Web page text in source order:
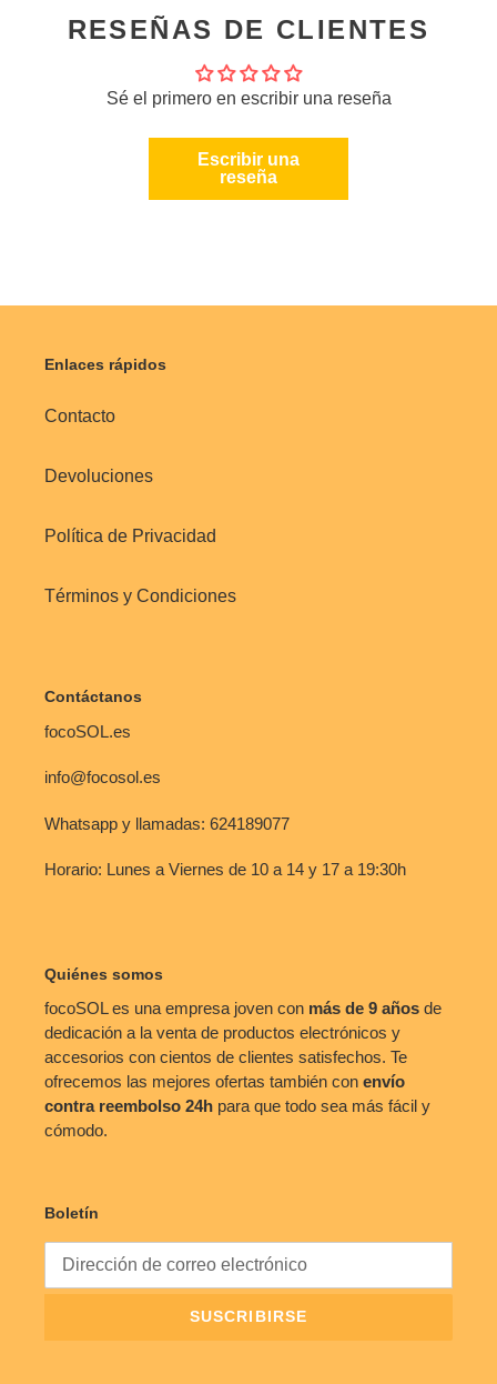
RESEÑAS DE CLIENTES
Sé el primero en escribir una reseña
Escribir una
reseña
Enlaces rápidos
Contacto
Devoluciones
Política de Privacidad
Términos y Condiciones
Contáctanos
focoSOL.es
info@focosol.es
Whatsapp y llamadas: 624189077
Horario: Lunes a Viernes de 10 a 14 y 17 a 19:30h
Quiénes somos
focoSOL es una empresa joven con más de 9 años de
dedicación a la venta de productos electrónicos y
accesorios con cientos de clientes satisfechos. Te
ofrecemos las mejores ofertas también con envío
contra reembolso 24h para que todo sea más fácil y
cómodo.
Boletín
SUSCRIBIRSE